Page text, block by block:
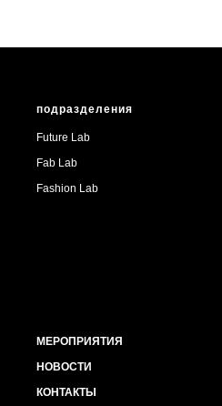
подразделения
Future Lab
Fab Lab
Fashion Lab
МЕРОПРИЯТИЯ
НОВОСТИ
КОНТАКТЫ